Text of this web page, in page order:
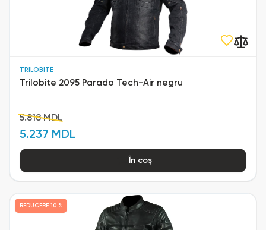
TRILOBITE
Trilobite 2095 Parado Tech-Air negru
5.818 MDL
5.237 MDL
În coș
REDUCERE 10 %